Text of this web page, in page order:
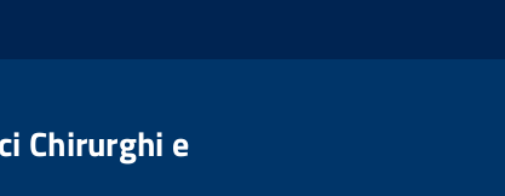
Chirurghi e